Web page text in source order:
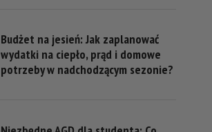
Budżet na jesień: Jak zaplanować
wydatki na ciepło, prąd i domowe
potrzeby w nadchodzącym sezonie?